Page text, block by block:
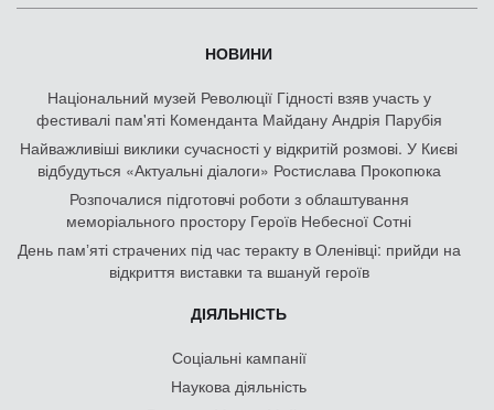
НОВИНИ
Національний музей Революції Гідності взяв участь у
фестивалі пам'яті Коменданта Майдану Андрія Парубія
Найважливіші виклики сучасності у відкритій розмові. У Києві
відбудуться «Актуальні діалоги» Ростислава Прокопюка
Розпочалися підготовчі роботи з облаштування
меморіального простору Героїв Небесної Сотні
День памʼяті страчених під час теракту в Оленівці: прийди на
відкриття виставки та вшануй героїв
ДІЯЛЬНІСТЬ
Соціальні кампанії
Наукова діяльність